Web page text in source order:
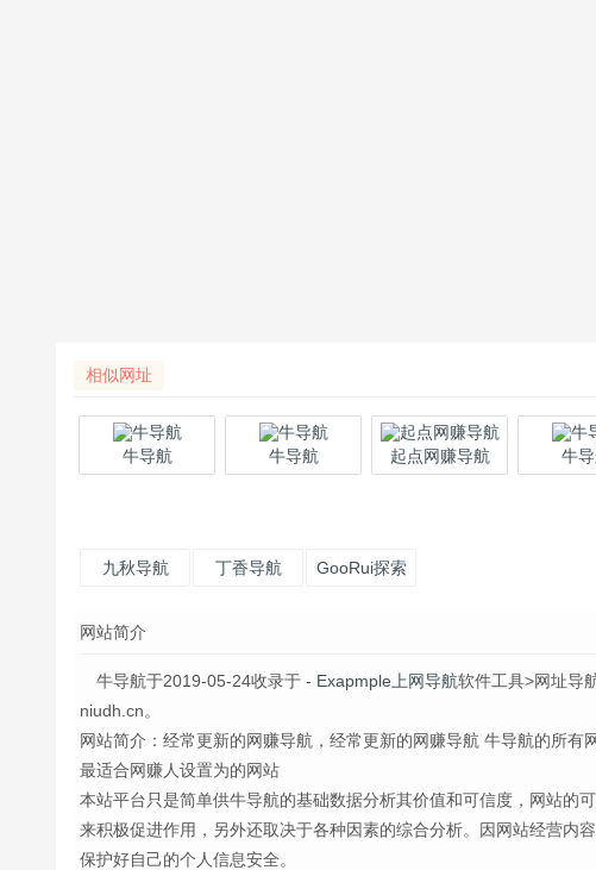
相似网址
牛导航 牛导航 起点网赚导航 牛
九秋导航 丁香导航
GooRui探索
网站简介
牛导航于2019-05-24收录于 - Exapmple上网导航软件工具>网址导
niudh.cn。
网站简介：经常更新的网赚导航，经常更新的网赚导航 牛导航的所
最适合网赚人设置为的网站
本站平台只是简单供牛导航的基础数据分析其价值和可信度，网站的
来积极促进作用，另外还取决于各种因素的综合分析。因网站经营内
保护好自己的个人信息安全。